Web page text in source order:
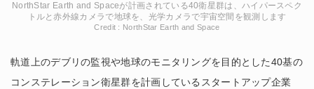
NorthStar Earth and Spaceが計画されている40衛星群は、ハイパースペク
トルと赤外線カメラで地球を、光学カメラで宇宙空間を観測します
Credit : NorthStar Earth and Space
軌道上のデブリの監視や地球のモニタリングを目的とした40基の
コンステレーション衛星群を計画しているスタートアップ企業